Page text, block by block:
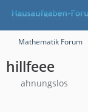
Mathematik Forum
hillfeee
ahnungslos